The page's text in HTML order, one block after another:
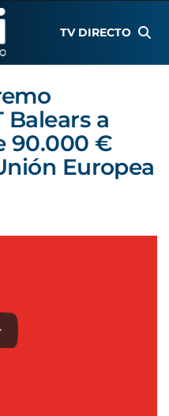
TV DIRECTO
Balears a
90.000 €
Europea